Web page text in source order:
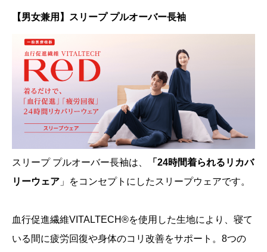
【男女兼用】スリープ プルオーバー長袖
スリープ プルオーバー長袖は、
「24時間着られるリカバ
リーウェア 」をコンセプトにしたスリープウェアです。
血行促進繊維VITALTECH®を使用した生地により、寝て
いる間に疲労回復や身体のコリ改善をサポート。8つの